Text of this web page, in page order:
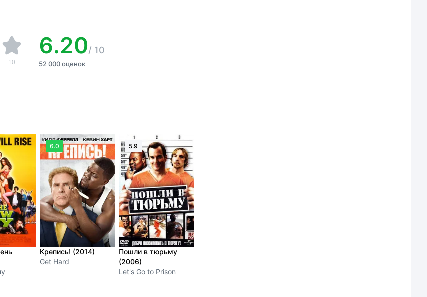
10
6.20/ 10
52 000 оценок
6.0
Крепись! (2014)
Get Hard
5.9
Пошли в тюрьму
(2006)
Let's Go to Prison